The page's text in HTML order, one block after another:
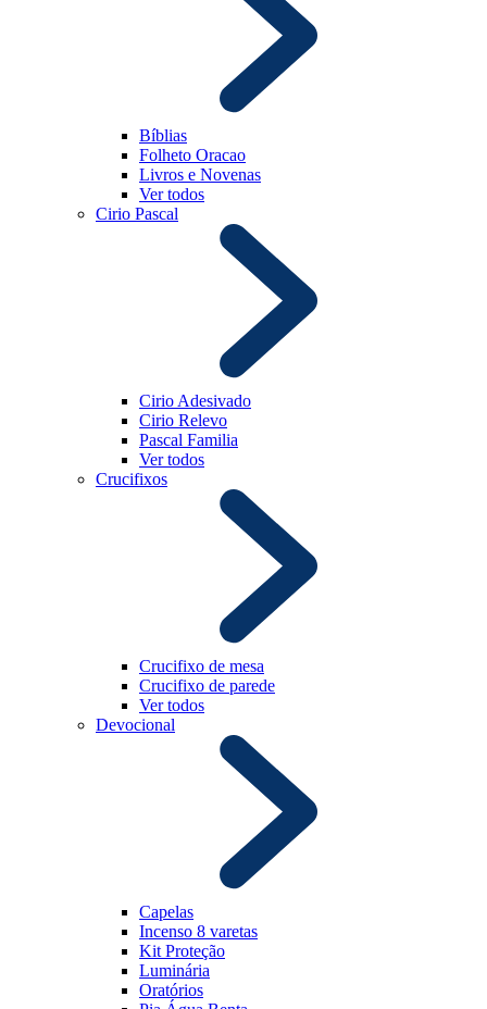
Bíblias
Folheto Oracao
Livros e Novenas
Ver todos
Cirio Pascal
Cirio Adesivado
Cirio Relevo
Pascal Familia
Ver todos
Crucifixos
Crucifixo de mesa
Crucifixo de parede
Ver todos
Devocional
Capelas
Incenso 8 varetas
Kit Proteção
Luminária
Oratórios